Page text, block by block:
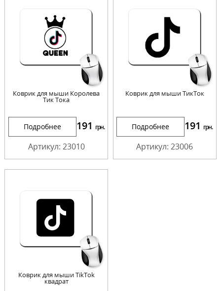
Коврик для мыши Королева
Тик Тока
Подробнее 191 грн.
Артикул: 23010
Коврик для мыши ТикТок
Подробнее 191 грн.
Артикул: 23006
Коврик для мыши TikTok
квадрат